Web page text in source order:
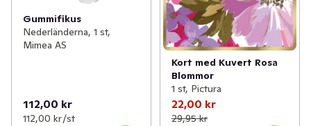
Gummifikus
Nederländerna, 1 st,
Mimea AS
112,00 kr
112,00 kr /st
Kort med Kuvert Rosa
Blommor
1 st, Pictura
22,00 kr
29,95 kr